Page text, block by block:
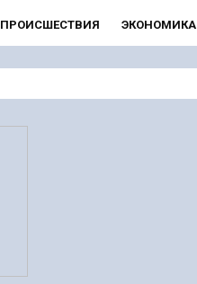
ПРОИСШЕСТВИЯ ЭКОНОМИКА